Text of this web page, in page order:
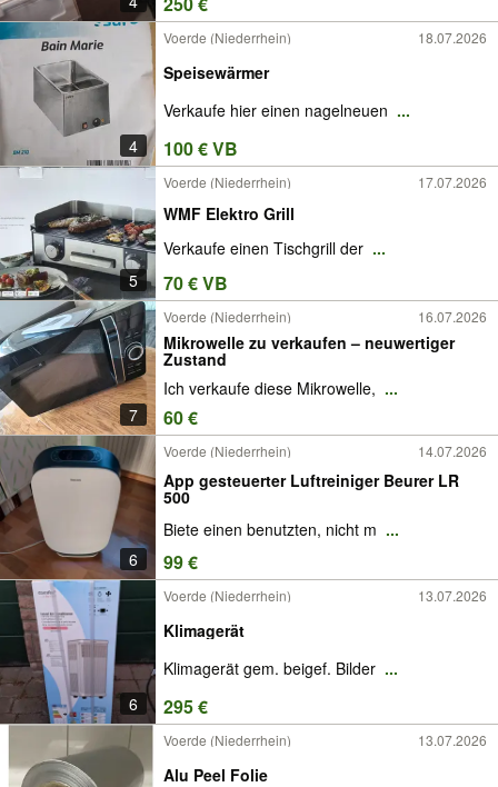
4
Voerde (Niederrhein) 18.07.2026
Speisewärmer
Verkaufe hier einen nagelneuen ...
100 € VB
5
Voerde (Niederrhein) 17.07.2026
WMF Elektro Grill
Verkaufe einen Tischgrill der ...
70 € VB
7
Voerde (Niederrhein) 16.07.2026
Mikrowelle zu verkaufen – neuwertiger
Zustand
Ich verkaufe diese Mikrowelle, ...
60 €
6
Voerde (Niederrhein) 14.07.2026
App gesteuerter Luftreiniger Beurer LR
500
Biete einen benutzten, nicht m ...
99 €
6
Voerde (Niederrhein) 13.07.2026
Klimagerät
Klimagerät gem. beigef. Bilder ...
295 €
Voerde (Niederrhein) 13.07.2026
Alu Peel Folie